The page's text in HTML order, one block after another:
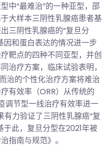
中“最难治”的一种亚型，邵
大样本三阴性乳腺癌患者基
三阴性乳腺癌的“复旦分
因和蛋白表达的情况进一步
靶点的四种不同亚型，并创
治疗方案，临床试验表明，
治的个性化治疗方案将难治
有效率（ORR）从传统的
调节型一线治疗有效率进一
有力验证了三阴性乳腺癌“复
于此，复旦分型在2021年被
指南与规范》。